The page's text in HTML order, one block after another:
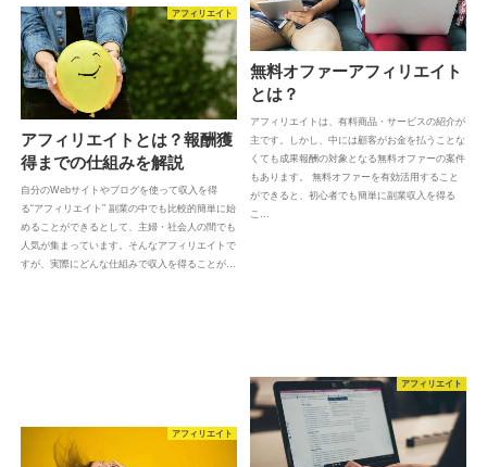
無料オファーアフィリエイト
とは？
アフィリエイトは、有料商品・サービスの紹介が
主です。しかし、中には顧客がお金を払うことな
くても成果報酬の対象となる無料オファーの案件
もあります。 無料オファーを有効活用すること
ができると、初心者でも簡単に副業収入を得る
こ…
アフィリエイト
アフィリエイトとは？報酬獲
得までの仕組みを解説
自分のWebサイトやブログを使って収入を得
る“アフィリエイト” 副業の中でも比較的簡単に始
めることができるとして、主婦・社会人の間でも
人気が集まっています。そんなアフィリエイトで
すが、実際にどんな仕組みで収入を得ることが…
アフィリエイト
アフィリエイト